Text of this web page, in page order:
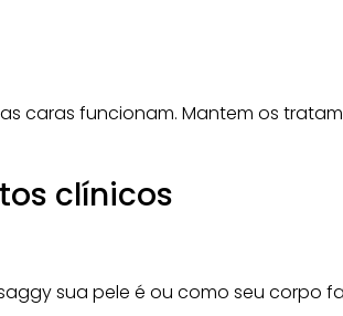
caras funcionam. Mantem os
clínicos
sua pele é ou como seu corpo